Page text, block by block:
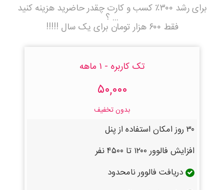
برای رشد ۳۰۰٪ کسب و کارت چقدر حاضرید هزینه کنید
... ؟
فقط ۶۰۰ هزار تومان برای یک سال !!!!!
تک کاربره - ۱ ماهه
۵۰,۰۰۰
بدون تخفیف
۳۰ روز امکان استفاده از پنل
افزایش فالوور ۱۲۰۰ تا ۴۵۰۰ نفر
دریافت فالوور نامحدود